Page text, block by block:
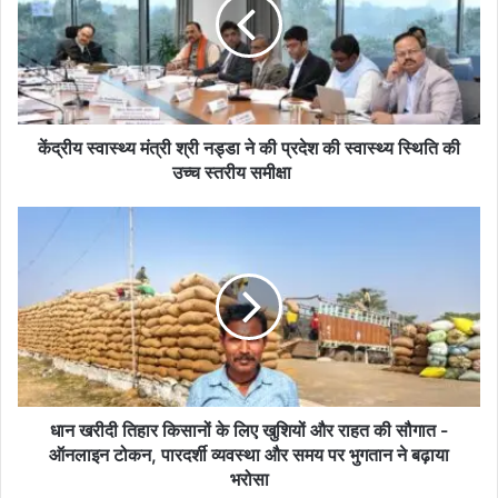
स्वा
स्थ्य
मं
त्री
श्री
न
ड्डा
स्वा
स्थ्य
स्थि
ति
की
केंद्रीय स्वास्थ्य मंत्री श्री नड्डा ने की प्रदेश की स्वास्थ्य स्थिति की
उच्च स्तरीय समीक्षा
दी
ति
हा
र
कि
धान खरीदी तिहार किसानों के लिए खुशियों और राहत की सौगात -
ऑनलाइन टोकन, पारदर्शी व्यवस्था और समय पर भुगतान ने बढ़ाया
भरोसा